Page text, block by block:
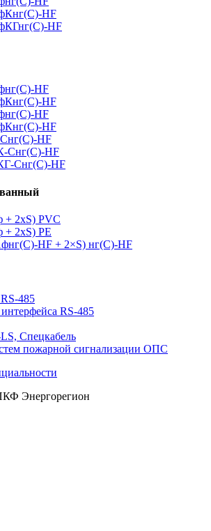
HF
HF
HF
HF
HF
HF
HF
Снг(С)-HF
Снг(С)-HF
+ 2xS) PVC
+ 2xS) PE
HF + 2×S) нг(С)-HF
485
RS-485
Спецкабель
пожарной сигнализации ОПС
Энергорегион